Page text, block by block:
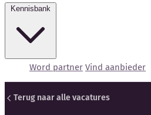
Word partner Vind aanbieder
Terug naar alle vacatures